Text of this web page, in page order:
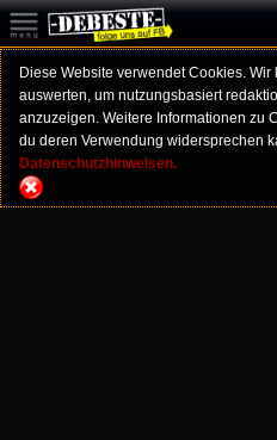
Diese Website verwendet Cookies.
auswerten, um nutzungsbasiert
anzuzeigen. Weitere Informationen zu
du deren Verwendung widersprechen
Datenschutzhinweisen.